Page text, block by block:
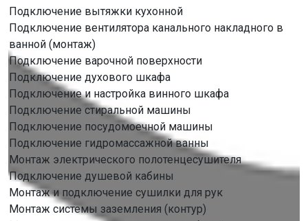
Подключение вытяжки кухонной
Подключение вентилятора канального накладного в
ванной (монтаж)
Подключение варочной поверхности
Подключение духового шкафа
Подключение и настройка винного шкафа
Подключение стиральной машины
Подключение посудомоечной машины
Подключение гидромассажной ванны
Монтаж электрического полотенцесушителя
Подключение душевой кабины
Монтаж и подключение сушилки для рук
Монтаж системы заземления (контур)